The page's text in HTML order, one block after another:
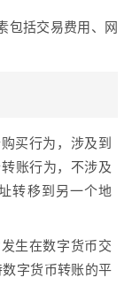
包括交易费用、网
买行为，涉及到
账行为，不涉及
转移到另一个地
生在数字货币交
字货币转账的平